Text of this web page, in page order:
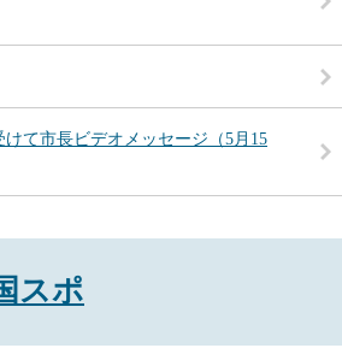
て市長ビデオメッセージ（5月15
スポ